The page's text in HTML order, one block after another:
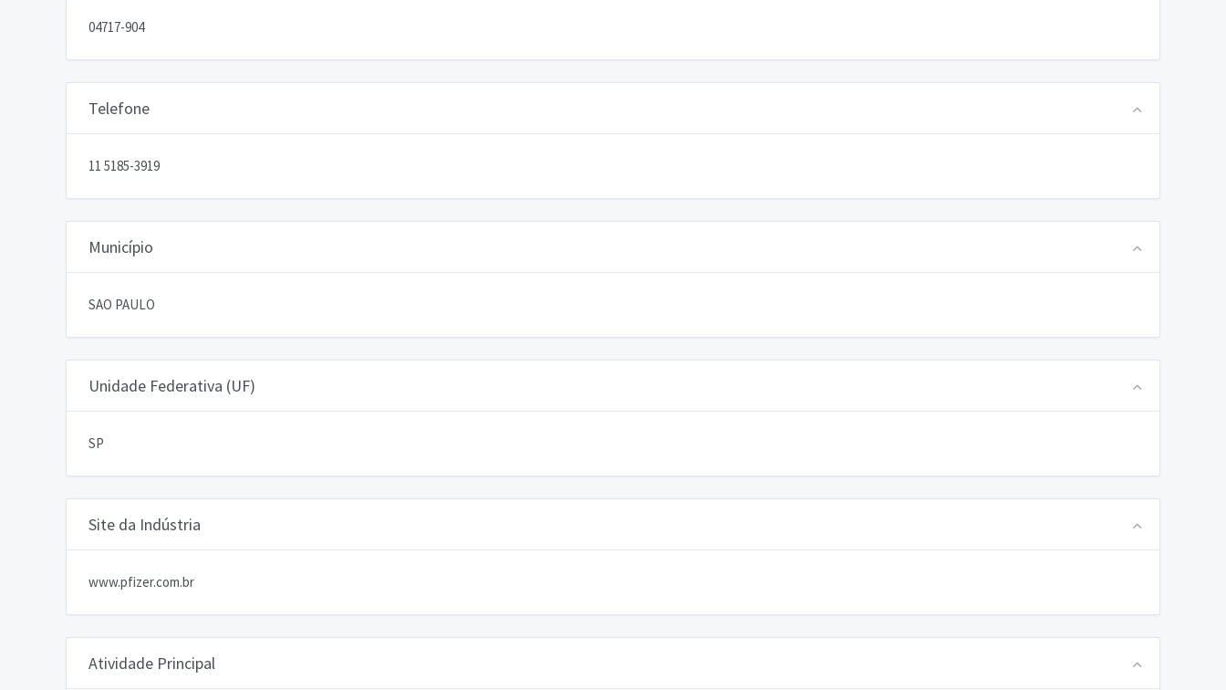
04717-904
Telefone
11 5185-3919
Município
SAO PAULO
Unidade Federativa (UF)
SP
Site da Indústria
www.pfizer.com.br
Atividade Principal